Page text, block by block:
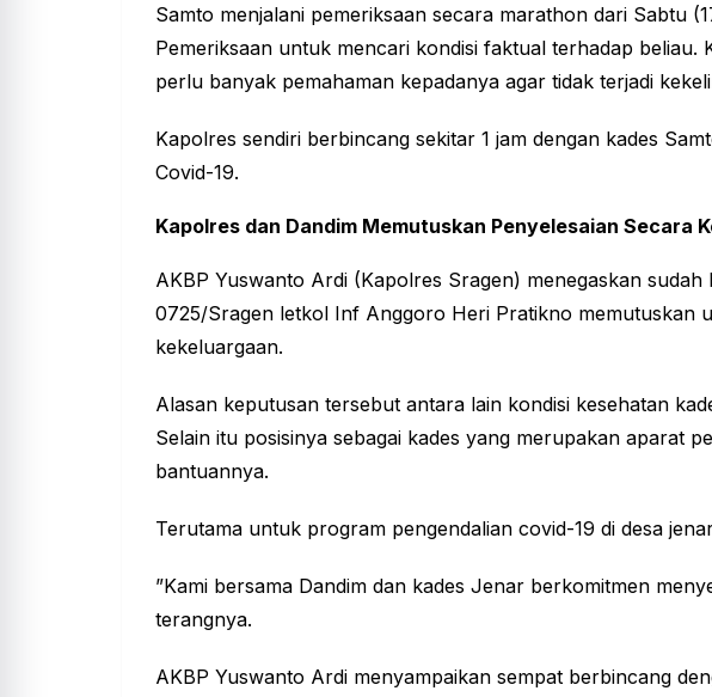
Samto menjalani pemeriksaan secara marathon dari Sabtu
Pemeriksaan untuk mencari kondisi faktual terhadap beliau.
perlu banyak pemahaman kepadanya agar tidak terjadi
Kapolres sendiri berbincang sekitar 1 jam dengan kades
Covid-19.
Kapolres dan Dandim Memutuskan Penyelesaian Secara
AKBP Yuswanto Ardi (Kapolres Sragen) menegaskan sudah
0725/Sragen letkol Inf Anggoro Heri Pratikno memutuskan
kekeluargaan.
Alasan keputusan tersebut antara lain kondisi kesehatan
Selain itu posisinya sebagai kades yang merupakan aparat
bantuannya.
Terutama untuk program pengendalian covid-19 di desa
”Kami bersama Dandim dan kades Jenar berkomitmen
terangnya.
AKBP Yuswanto Ardi menyampaikan sempat berbincang